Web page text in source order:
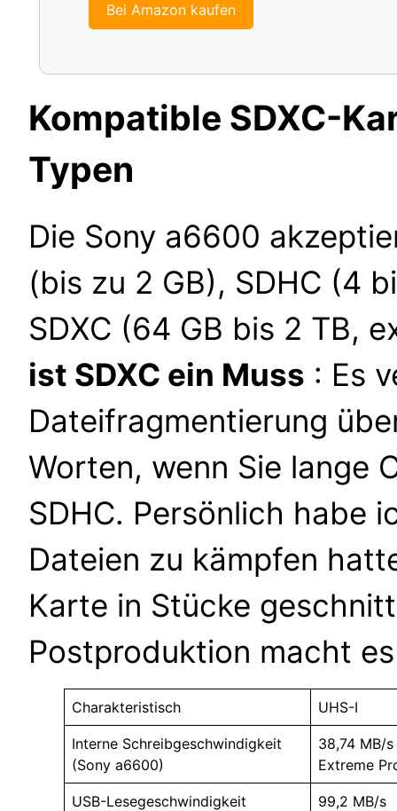
Bei Amazon kaufen
Kompatible SDXC-
Typen
Die Sony a6600
(bis zu 2 GB), SDHC (4
SDXC (64 GB bis 2 TB,
ist SDXC ein Muss : Es
Dateifragmentierung
Worten, wenn Sie lange
SDHC. Persönlich habe
Dateien zu kämpfen
Karte in Stücke
Postproduktion macht
Charakteristisch UHS-I
Interne Schreibgeschwindigkeit
(Sony a6600)
38,74 MB/
Extreme
USB-Lesegeschwindigkeit 99,2 MB/s